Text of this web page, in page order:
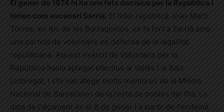
El gener de 1874 hi ha uns fets decisius per la República i
tenen com escenari Sarrià. El líder republicà Joan Martí
Torres, en Xic de les Barraquetes, es fa fort a Sarrià amb
una partida de voluntaris en defensa de la legalitat
republicana. Aquest exèrcit de Voluntaris per la
República havia aplegat efectius al Vallès i al Baix
Llobregat, i s’hi van afegir molts membres de la Milícia
Nacional de Barcelona i de la resta de pobles del Pla. La
data de l’alçament és el 8 de gener i a partir de l’endemà